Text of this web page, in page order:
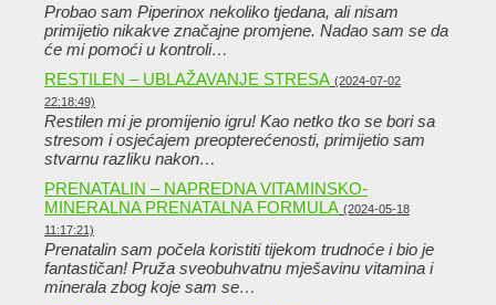
Probao sam Piperinox nekoliko tjedana, ali nisam
primijetio nikakve značajne promjene. Nadao sam se da
će mi pomoći u kontroli…
RESTILEN – UBLAŽAVANJE STRESA (2024-07-02
22:18:49)
Restilen mi je promijenio igru! Kao netko tko se bori sa
stresom i osjećajem preopterećenosti, primijetio sam
stvarnu razliku nakon…
PRENATALIN – NAPREDNA VITAMINSKO-
MINERALNA PRENATALNA FORMULA (2024-05-18
11:17:21)
Prenatalin sam počela koristiti tijekom trudnoće i bio je
fantastičan! Pruža sveobuhvatnu mješavinu vitamina i
minerala zbog koje sam se…